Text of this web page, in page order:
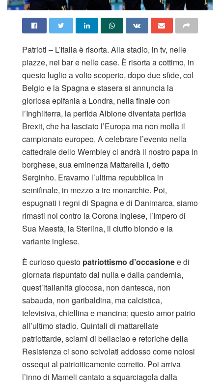
Patrioti – L’Italia è risorta. Alla stadio, in tv, nelle
piazze, nei bar e nelle case. È risorta a cottimo, in
questo luglio a volto scoperto, dopo due sfide, col
Belgio e la Spagna e stasera si annuncia la
gloriosa epifania a Londra, nella finale con
l’Inghilterra, la perfida Albione diventata perfida
Brexit, che ha lasciato l’Europa ma non molla il
campionato europeo. A celebrare l’evento nella
cattedrale dello Wembley ci andrà il nostro papa in
borghese, sua eminenza Mattarella I, detto
Serginho. Eravamo l’ultima repubblica in
semifinale, in mezzo a tre monarchie. Poi,
espugnati i regni di Spagna e di Danimarca, siamo
rimasti noi contro la Corona Inglese, l’Impero di
Sua Maestà, la Sterlina, il ciuffo biondo e la
variante inglese.
È curioso questo patriottismo d’occasionee di
giornata rispuntato dal nulla e dalla pandemia,
quest’italianità giocosa, non dantesca, non
sabauda, non garibaldina, ma calcistica,
televisiva, chiellina e mancina; questo amor patrio
all’ultimo stadio. Quintali di mattarellate
patriottarde, sciami di bellaciao e retoriche della
Resistenza ci sono scivolati addosso come noiosi
ossequi al patriotticamente corretto. Poi arriva
l’inno di Mameli cantato a squarciagola dalla